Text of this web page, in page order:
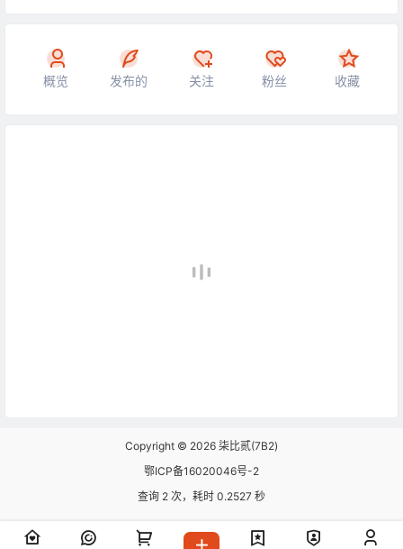
概览 发布的 关注 粉丝 收藏
Copyright © 2026 柒比贰(7B2)
鄂ICP备16020046号-2
查询 2 次，耗时 0.2527 秒